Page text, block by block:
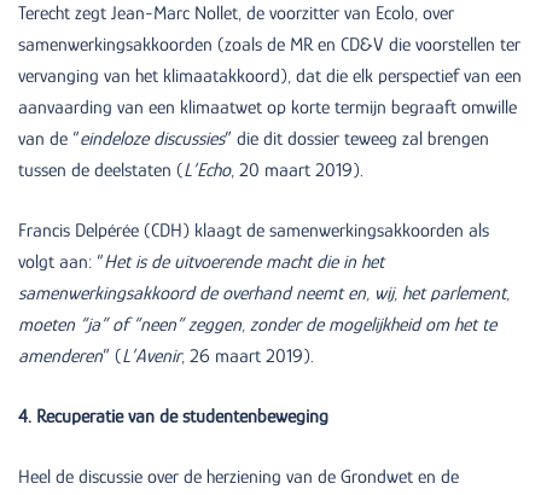
Terecht zegt Jean-Marc Nollet, de voorzitter van Ecolo, over
samenwerkingsakkoorden (zoals de MR en CD&V die voorstellen ter
vervanging van het klimaatakkoord), dat die elk perspectief van een
aanvaarding van een klimaatwet op korte termijn begraaft omwille
van de “eindeloze discussies” die dit dossier teweeg zal brengen
tussen de deelstaten (L’Echo, 20 maart 2019).
Francis Delpérée (CDH) klaagt de samenwerkingsakkoorden als
volgt aan: “Het is de uitvoerende macht die in het
samenwerkingsakkoord de overhand neemt en, wij, het parlement,
moeten “ja” of “neen” zeggen, zonder de mogelijkheid om het te
amenderen” (L’Avenir, 26 maart 2019).
4. Recuperatie van de studentenbeweging
Heel de discussie over de herziening van de Grondwet en de